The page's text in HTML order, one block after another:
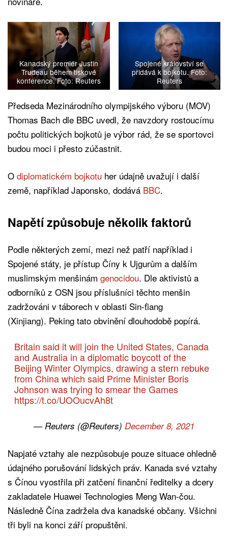
Kanadský premiér Justin
Trudeau během tiskové
konference. Foto: Reuters
Spojené království se
přidává k bojkotu. Foto:
Reuters
Předseda Mezinárodního olympijského výboru (MOV)
Thomas Bach dle BBC uvedl, že navzdory rostoucímu
počtu politických bojkotů je výbor rád, že se sportovci
budou moci i přesto zúčastnit.
O diplomatickém bojkotu her údajně uvažují i další
země, například Japonsko, dodává BBC.
Napětí způsobuje několik faktorů
Podle některých zemí, mezi než patří například i
Spojené státy, je přístup Číny k Ujgurům a dalším
muslimským menšinám genocidou. Dle aktivistů a
odborníků z OSN jsou příslušníci těchto menšin
zadržováni v táborech v oblasti Sin-ťiang
(Xinjiang). Peking tato obvinění dlouhodobě popírá.
Britain said it will join the United States, Canada
and Australia in a diplomatic boycott of the
Beijing Winter Olympics, drawing a stern rebuke
from China which said Prime Minister Boris
Johnson was trying to smear the Games
https://t.co/UOOucvAh8t
— Reuters (@Reuters) December 8, 2021
Napjaté vztahy ale nezpůsobuje pouze situace ohledně
údajného porušování lidských práv. Kanada své vztahy
s Čínou vyostřila při zatčení finanční ředitelky a dcery
zakladatele Huawei Technologies Meng Wan-čou.
Následně Čína zadržela dva kanadské občany. Všichni
tři byli na konci září propuštěni.